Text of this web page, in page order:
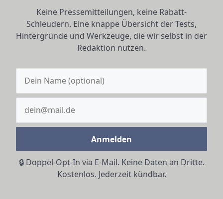
Keine Pressemitteilungen, keine Rabatt-
Schleudern. Eine knappe Übersicht der Tests,
Hintergründe und Werkzeuge, die wir selbst in der
Redaktion nutzen.
Anmelden
🔒 Doppel-Opt-In via E-Mail. Keine Daten an Dritte.
Kostenlos. Jederzeit kündbar.